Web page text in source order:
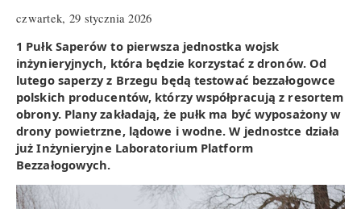
czwartek, 29 stycznia 2026
1 Pułk Saperów to pierwsza jednostka wojsk
inżynieryjnych, która będzie korzystać z dronów. Od
lutego saperzy z Brzegu będą testować bezzałogowce
polskich producentów, którzy współpracują z resortem
obrony. Plany zakładają, że pułk ma być wyposażony w
drony powietrzne, lądowe i wodne. W jednostce działa
już Inżynieryjne Laboratorium Platform
Bezzałogowych.